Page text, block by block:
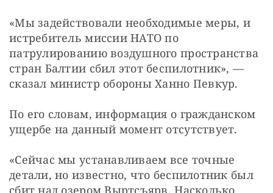
«Мы задействовали необходимые меры, и
истребитель миссии НАТО по
патрулированию воздушного пространства
стран Балтии сбил этот беспилотник», —
сказал министр обороны Ханно Певкур.
По его словам, информация о гражданском
ущербе на данный момент отсутствует.
«Сейчас мы устанавливаем все точные
детали, но известно, что беспилотник был
сбит над озером Выртсъярв. Насколько